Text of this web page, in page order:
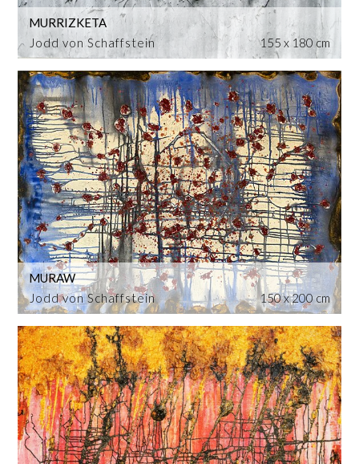
Jodd von Schaffstein
MURRIZKETA
155 x 180 cm
Jodd von Schaffstein
MURAW
150 x 200 cm